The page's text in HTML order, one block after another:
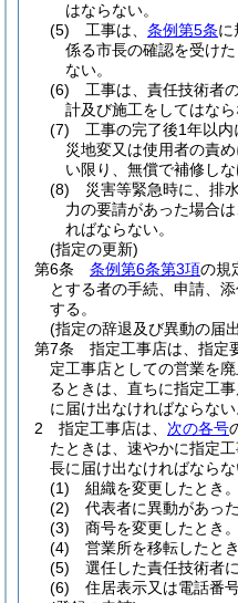
はならない。
(5)
工事は、 条例第5条に
係る市長の確認を受け
ない。
(6)
工事は、責任技術者
計及び施工をしてはなら
(7)
工事の完了後1年以
災地変又は使用者の責
い限り、無償で補修しな
(8)
災害等緊急時に、排
力の要請があった場合
ればならない。
(指定の更新)
第6条
条例第6条第3項の規
とする者の手続、申請、添
する。
(指定の辞退及び異動の届
第7条
指定工事店は、指定
定工事店としての営業を
るときは、直ちに指定工
に届け出なければならない
2
指定工事店は、 次の各号
たときは、速やかに指定
長に届け出なければならな
(1)
組織を変更したとき。
(2)
代表者に異動があった
(3)
商号を変更したとき。
(4)
営業所を移転したとき
(5)
選任した責任技術者
(6)
住居表示又は電話番